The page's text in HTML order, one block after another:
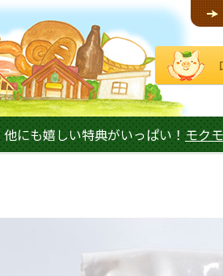
にも嬉しい特典がいっぱい！ モク